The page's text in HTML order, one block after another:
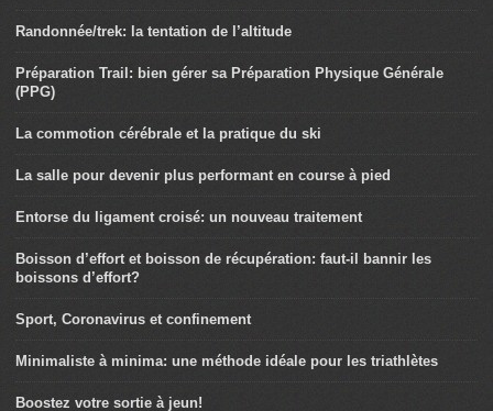
Randonnée/trek: la tentation de l’altitude
Préparation Trail: bien gérer sa Préparation Physique Générale
(PPG)
La commotion cérébrale et la pratique du ski
La salle pour devenir plus performant en course à pied
Entorse du ligament croisé: un nouveau traitement
Boisson d’effort et boisson de récupération: faut-il bannir les
boissons d’effort?
Sport, Coronavirus et confinement
Minimaliste à minima: une méthode idéale pour les triathlètes
Boostez votre sortie à jeun!